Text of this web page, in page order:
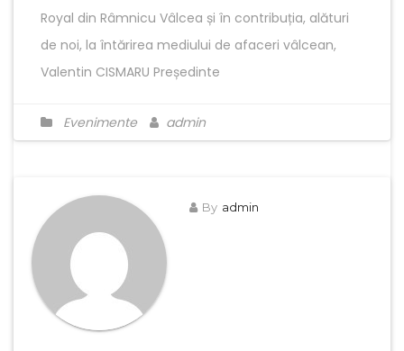
Royal din Râmnicu Vâlcea și în contribuția, alături
de noi, la întărirea mediului de afaceri vâlcean,
Valentin CISMARU Președinte
Evenimente admin
By admin